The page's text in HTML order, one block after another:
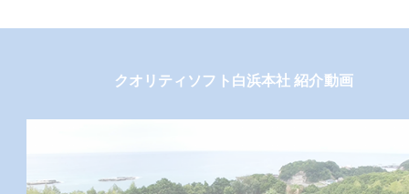
クオリティソフト白浜本社 紹介動画